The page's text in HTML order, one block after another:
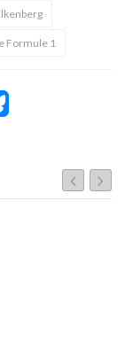
Formule 1